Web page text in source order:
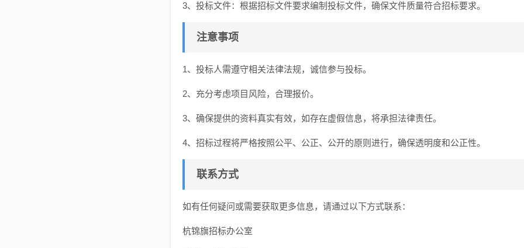
3、投标文件：根据招标文件要求编制投标文件，确保文件质量符合招标要求。
注意事项
1、投标人需遵守相关法律法规，诚信参与投标。
2、充分考虑项目风险，合理报价。
3、确保提供的资料真实有效，如存在虚假信息，将承担法律责任。
4、招标过程将严格按照公平、公正、公开的原则进行，确保透明度和公正性。
联系方式
如有任何疑问或需要获取更多信息，请通过以下方式联系：
杭锦旗招标办公室